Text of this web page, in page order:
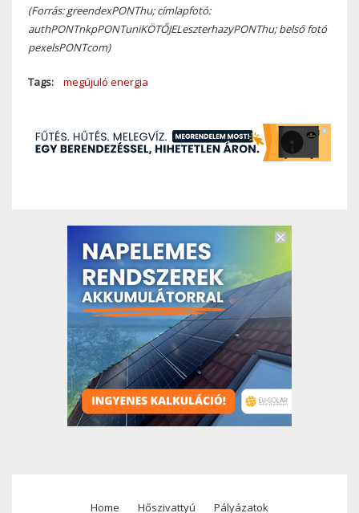
(Forrás: greendexPONThu;címlapfotó:
authPONTnkpPONTuniKÖTŐJELeszterhazyPONThu;belső fotó
pexelsPONTcom)
Tags megújuló energia
Home Hőszivattyú Pályázatok